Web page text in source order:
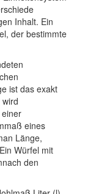
Inhalt. Ein
der bestimmte
ist das exakt
eines
Länge,
Würfel mit
den